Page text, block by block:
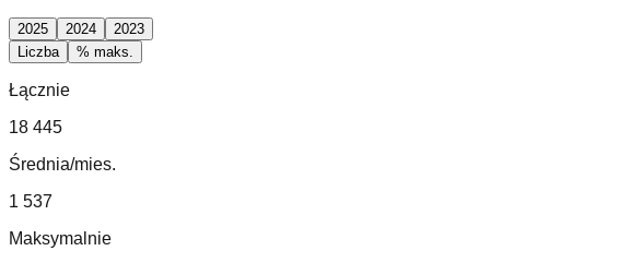
2025 2024
2023
Liczba
% maks.
Łącznie
18 445
Średnia/mies.
1 537
Maksymalnie